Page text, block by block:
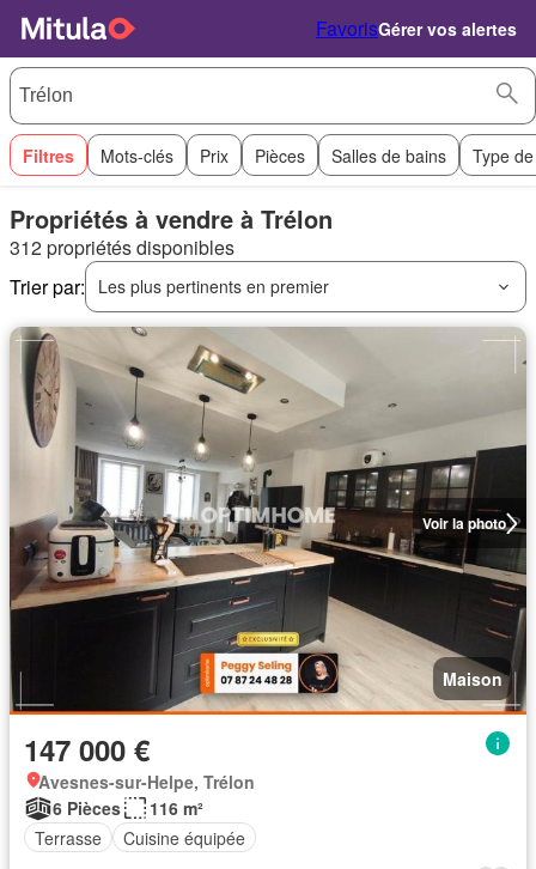
FavorisGérer vos alertes
Filtres Mots-clés Prix Pièces Salles de bains Type
Propriétés à vendre à Trélon
312 propriétés disponibles
Trier par:
Les plus pertinents en premier
Voir la photo
Maison
147 000 €
Avesnes-sur-Helpe, Trélon
6 Pièces
116 m²
Terrasse
Cuisine équipée